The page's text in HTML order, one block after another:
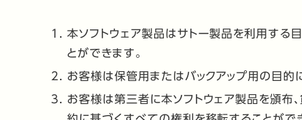
本ソフトウェア製品はサトー製品を利用する
とができます。
お客様は保管用またはバックアップ用の目的
お客様は第三者に本ソフトウェア製品を頒布